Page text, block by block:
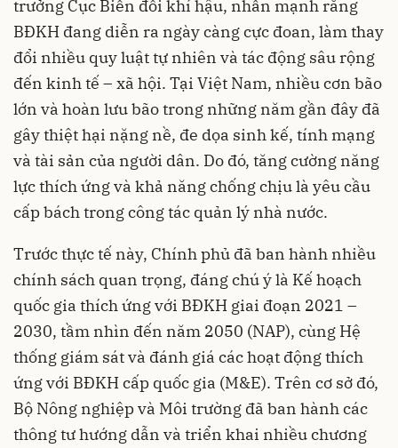
trưởng Cục Biến đổi khí hậu, nhấn mạnh rằng
BĐKH đang diễn ra ngày càng cực đoan, làm thay
đổi nhiều quy luật tự nhiên và tác động sâu rộng
đến kinh tế – xã hội. Tại Việt Nam, nhiều cơn bão
lớn và hoàn lưu bão trong những năm gần đây đã
gây thiệt hại nặng nề, đe dọa sinh kế, tính mạng
và tài sản của người dân. Do đó, tăng cường năng
lực thích ứng và khả năng chống chịu là yêu cầu
cấp bách trong công tác quản lý nhà nước.
Trước thực tế này, Chính phủ đã ban hành nhiều
chính sách quan trọng, đáng chú ý là Kế hoạch
quốc gia thích ứng với BĐKH giai đoạn 2021 –
2030, tầm nhìn đến năm 2050 (NAP), cùng Hệ
thống giám sát và đánh giá các hoạt động thích
ứng với BĐKH cấp quốc gia (M&E). Trên cơ sở đó,
Bộ Nông nghiệp và Môi trường đã ban hành các
thông tư hướng dẫn và triển khai nhiều chương